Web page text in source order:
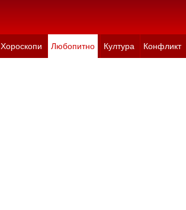
Хороскопи Любопитно Култура Конфликт